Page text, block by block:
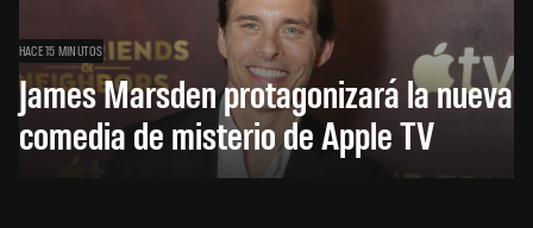
HACE 15 MINUTOS
James Marsden protagonizará la nueva
comedia de misterio de Apple TV